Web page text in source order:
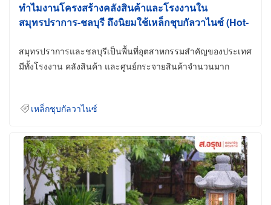
ทำไมงานโครงสร้างคลังสินค้าและโรงงานใน
สมุทรปราการ-ชลบุรี ถึงนิยมใช้เหล็กชุบกัลวาไนซ์ (Hot-
สมุทรปราการและชลบุรีเป็นพื้นที่อุตสาหกรรมสำคัญของประเทศ
มีทั้งโรงงาน คลังสินค้า และศูนย์กระจายสินค้าจำนวนมาก
เหล็กชุบกัลวาไนซ์